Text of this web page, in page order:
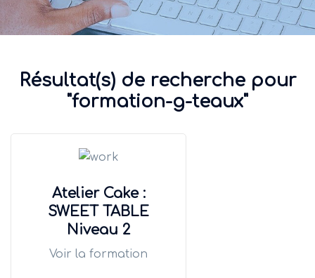
Résultat(s) de recherche pour
"formation-g-teaux"
Atelier Cake :
SWEET TABLE
Niveau 2
Voir la formation